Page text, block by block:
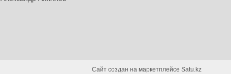
Сайт создан на маркетплейсе Satu.kz